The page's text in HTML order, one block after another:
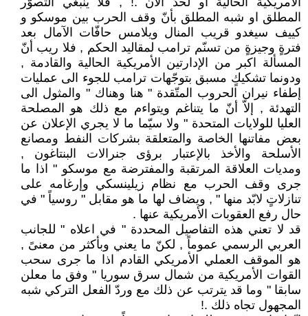
المطلق او شبه المطلق بأنّ وقف الحرب بين موسكو و
كييف سيغدو قريب المنال ويلامس حافّات الآمال بعد
فترةٍ وجيزةٍ من تسنّم ترامب لمقاليد الحكم , فلا ريب أنّ
المسألة اكبر من الإدارتين الأمريكية الحالية والقادمة ,
ودونما تشكيكٍ مسبق بتوجّهات ترامب للجوء الى عمليات
إطفاء نيران الحروب المتّقدة " هنا وهناك " والمثول الى
التهدئة , إلاّ أنّ ما يتناغم ويتواءم مع ذلك هو المصلحة
العليا للولايات المتحدة " ولا سيّما ما لا يجري الإعلان عن
بعض مفاتنها الخاصة والمتعلقة بشركات النفط ومصانع
الأسلحة والأخذ بالإعتبار برؤى جنرالات البنتاغون ,
ومديات العلاقة المرتقبة والمفترضة مع موسكو " اذا ما
جرى وقف الحرب مع نظام زيلينسكي وإرغامه على
تنازلاتٍ لابّد منها " , ويضاف لها ما هو مقابل " روسياً " في
حال رفع العقوبات الأمريكية عنها .
قد لا تعني هذه التفاصيل المحددة " في اعلاه " للجانب
العربي الرسمي عموماً , لكنّ ما يعني وبأكثر من معنىً ,
هو الموقف العملي الأمريكي القادم اذا ما جرى سحب
القوات الأمريكية من شمال سرق سوريا " وفق ما معلن
سابقا " وما قد يترتب عن ذلك مع وردّ الفعل التركي شبه
المجهول تجاه ذلك .!